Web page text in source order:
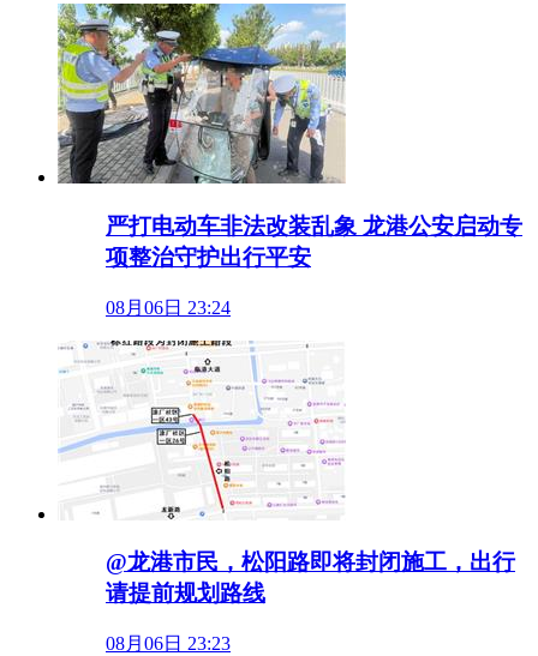
严打电动车非法改装乱象 龙港公安启动专
项整治守护出行平安
08月06日 23:24
@龙港市民，松阳路即将封闭施工，出行
请提前规划路线
08月06日 23:23